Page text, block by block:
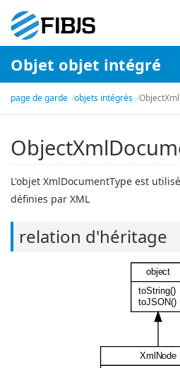
Objet objet intégré
page de garde objets intégrés
L'objet XmlDocumentType est
définies par XML
relation d'héritage
object
toString()
toJSON()
XmlNode